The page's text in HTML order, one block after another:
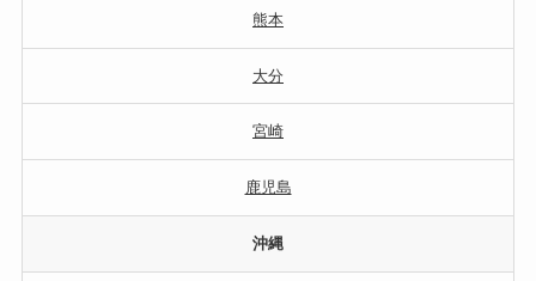
熊本
大分
宮崎
鹿児島
沖縄